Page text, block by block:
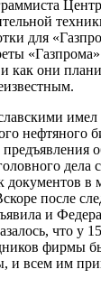
для
и как они
нефтяного
предъявления
документов в
после
и
что у
фирмы
и всем им